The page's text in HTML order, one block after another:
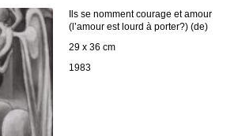
Ils se nomment courage et amour
(l’amour est lourd à porter?) (de)
29 x 36 cm
1983